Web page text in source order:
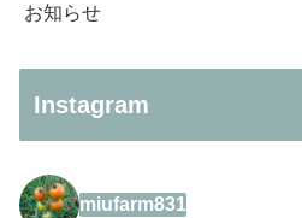
お知らせ
Instagram
miufarm831